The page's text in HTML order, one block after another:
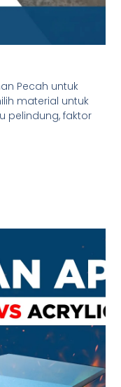
Pecah untuk
material untuk
pelindung, faktor